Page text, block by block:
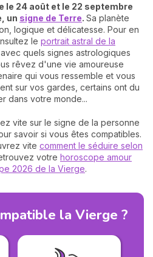
le 24 août et le 22 septembre
, un signe de Terre. Sa planète
logique et délicatesse. Pour en
le portrait astral de la
quels signes astrologiques
rêvez d'une vie amoureuse
qui vous ressemble et vous
sur vos gardes, certains ont du
dans votre monde...
vite sur le signe de la personne
savoir si vous êtes compatibles.
vite comment le séduire selon
votre horoscope amour
2026 de la Vierge.
la Vierge ?